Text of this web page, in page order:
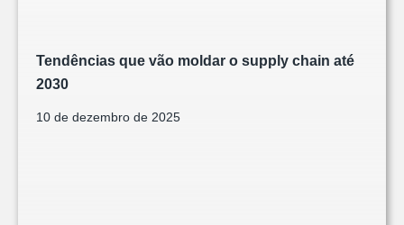
Tendências que vão moldar o supply chain até
2030
10 de dezembro de 2025